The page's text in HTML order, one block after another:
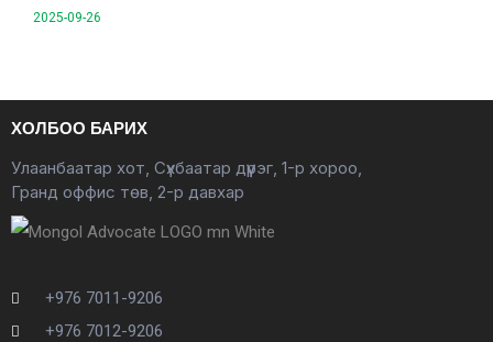
2025-09-26
ХОЛБОО БАРИХ
Улаанбаатар хот, Сүхбаатар дүүрэг, 1-р хороо,
Гранд оффис төв, 2-р давхар
+976 7011-9206
+976 7012-9206